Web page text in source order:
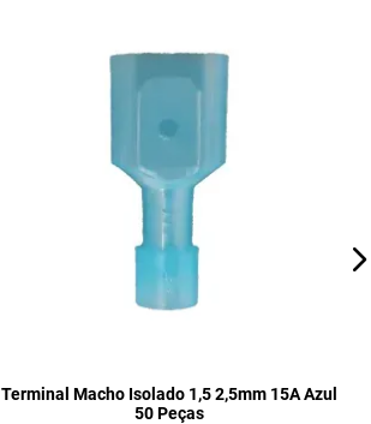
Terminal Macho Isolado 1,5 2,5mm 15A Azul
50 Peças